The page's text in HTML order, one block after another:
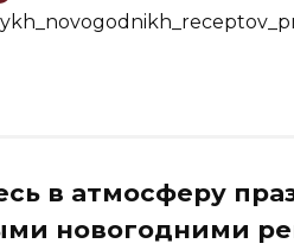
в атмосферу
новогодними